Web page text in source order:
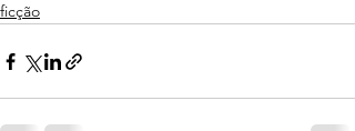
ficção